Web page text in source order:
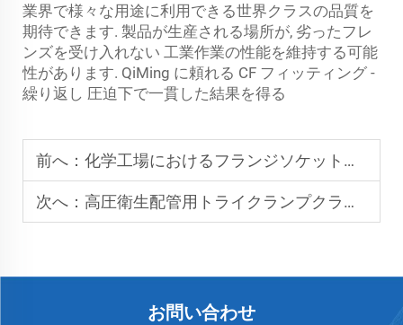
業界で様々な用途に利用できる世界クラスの品質を
期待できます. 製品が生産される場所が, 劣ったフレ
ンズを受け入れない 工業作業の性能を維持する可能
性があります. QiMing に頼れる CF フィッティング -
繰り返し 圧迫下で一貫した結果を得る
前へ： 化学工場におけるフランジソケット溶接の産業応用
次へ： 高圧衛生配管用トライクランプクランプ
お問い合わせ